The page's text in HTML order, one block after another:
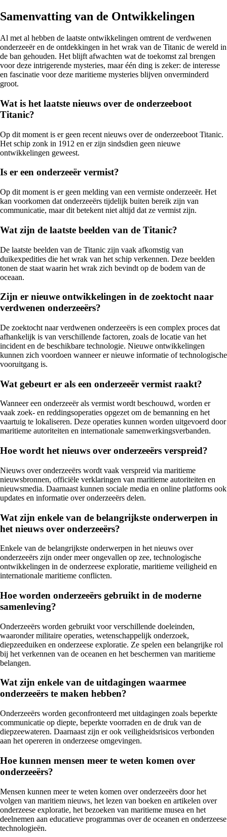
Samenvatting van de Ontwikkelingen
Al met al hebben de laatste ontwikkelingen omtrent de verdwenen
onderzeeër en de ontdekkingen in het wrak van de Titanic de wereld in
de ban gehouden. Het blijft afwachten wat de toekomst zal brengen
voor deze intrigerende mysteries, maar één ding is zeker: de interesse
en fascinatie voor deze maritieme mysteries blijven onverminderd
groot.
Wat is het laatste nieuws over de onderzeeboot
Titanic?
Op dit moment is er geen recent nieuws over de onderzeeboot Titanic.
Het schip zonk in 1912 en er zijn sindsdien geen nieuwe
ontwikkelingen geweest.
Is er een onderzeeër vermist?
Op dit moment is er geen melding van een vermiste onderzeeër. Het
kan voorkomen dat onderzeeërs tijdelijk buiten bereik zijn van
communicatie, maar dit betekent niet altijd dat ze vermist zijn.
Wat zijn de laatste beelden van de Titanic?
De laatste beelden van de Titanic zijn vaak afkomstig van
duikexpedities die het wrak van het schip verkennen. Deze beelden
tonen de staat waarin het wrak zich bevindt op de bodem van de
oceaan.
Zijn er nieuwe ontwikkelingen in de zoektocht naar
verdwenen onderzeeërs?
De zoektocht naar verdwenen onderzeeërs is een complex proces dat
afhankelijk is van verschillende factoren, zoals de locatie van het
incident en de beschikbare technologie. Nieuwe ontwikkelingen
kunnen zich voordoen wanneer er nieuwe informatie of technologische
vooruitgang is.
Wat gebeurt er als een onderzeeër vermist raakt?
Wanneer een onderzeeër als vermist wordt beschouwd, worden er
vaak zoek- en reddingsoperaties opgezet om de bemanning en het
vaartuig te lokaliseren. Deze operaties kunnen worden uitgevoerd door
maritieme autoriteiten en internationale samenwerkingsverbanden.
Hoe wordt het nieuws over onderzeeërs verspreid?
Nieuws over onderzeeërs wordt vaak verspreid via maritieme
nieuwsbronnen, officiële verklaringen van maritieme autoriteiten en
nieuwsmedia. Daarnaast kunnen sociale media en online platforms ook
updates en informatie over onderzeeërs delen.
Wat zijn enkele van de belangrijkste onderwerpen in
het nieuws over onderzeeërs?
Enkele van de belangrijkste onderwerpen in het nieuws over
onderzeeërs zijn onder meer ongevallen op zee, technologische
ontwikkelingen in de onderzeese exploratie, maritieme veiligheid en
internationale maritieme conflicten.
Hoe worden onderzeeërs gebruikt in de moderne
samenleving?
Onderzeeërs worden gebruikt voor verschillende doeleinden,
waaronder militaire operaties, wetenschappelijk onderzoek,
diepzeeduiken en onderzeese exploratie. Ze spelen een belangrijke rol
bij het verkennen van de oceanen en het beschermen van maritieme
belangen.
Wat zijn enkele van de uitdagingen waarmee
onderzeeërs te maken hebben?
Onderzeeërs worden geconfronteerd met uitdagingen zoals beperkte
communicatie op diepte, beperkte voorraden en de druk van de
diepzeewateren. Daarnaast zijn er ook veiligheidsrisicos verbonden
aan het opereren in onderzeese omgevingen.
Hoe kunnen mensen meer te weten komen over
onderzeeërs?
Mensen kunnen meer te weten komen over onderzeeërs door het
volgen van maritiem nieuws, het lezen van boeken en artikelen over
onderzeese exploratie, het bezoeken van maritieme musea en het
deelnemen aan educatieve programmas over de oceanen en onderzeese
technologieën.